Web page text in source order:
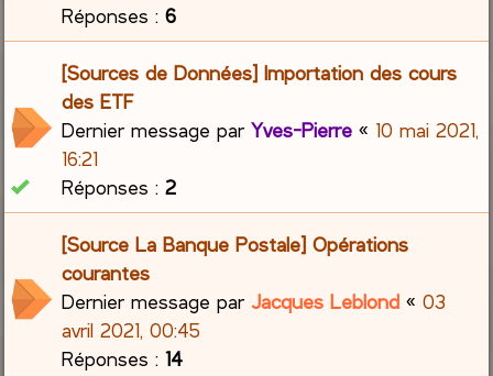
Réponses :6
[Sources de Données] Importation des cours
des ETF
Dernier message parYves-Pierre « 10 mai 2021,
16:21
Réponses :2
[Source La Banque Postale] Opérations
courantes
Dernier message parJacques Leblond «03
avril 2021, 00:45
Réponses :14